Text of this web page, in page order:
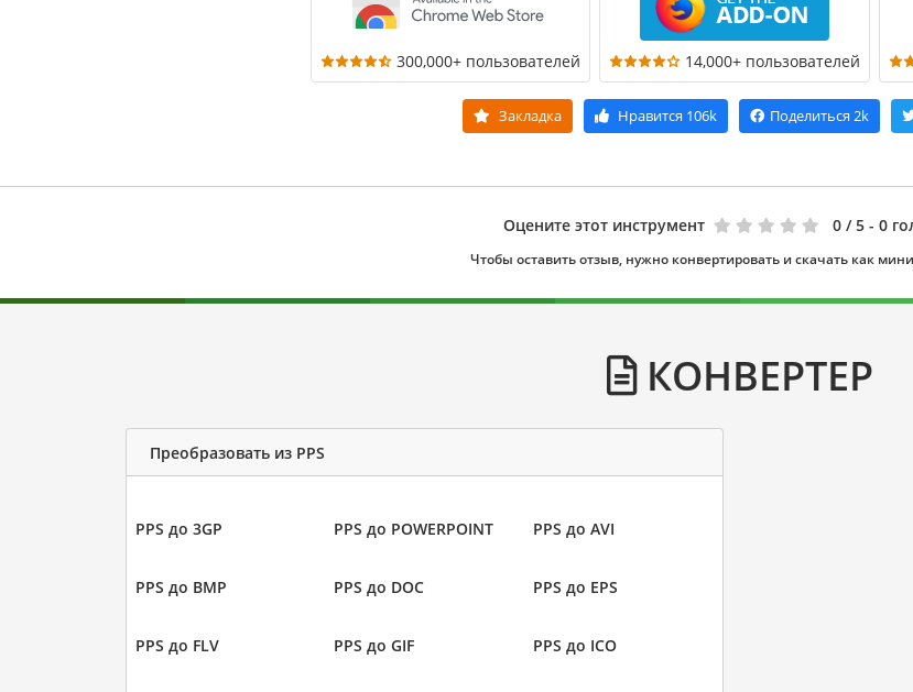
300,000+ пользователей 14,000+ пользователей
Закладка Нравится 106k Поделиться 2k
Оцените этот инструмент 0 / 5 - 0
Чтобы оставить отзыв, нужно конвертировать и скачать как
КОНВЕРТЕР
Преобразовать из PPS
PPS до 3GP PPS до POWERPOINT PPS до AVI
PPS до BMP PPS до DOC PPS до EPS
PPS до FLV PPS до GIF PPS до ICO